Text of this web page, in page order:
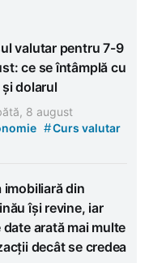
valutar pentru 7-9
ce se întâmplă cu
dolarul
8 august
#Curs valutar
imobiliară din
își revine, iar
date arată mai multe
decât se credea